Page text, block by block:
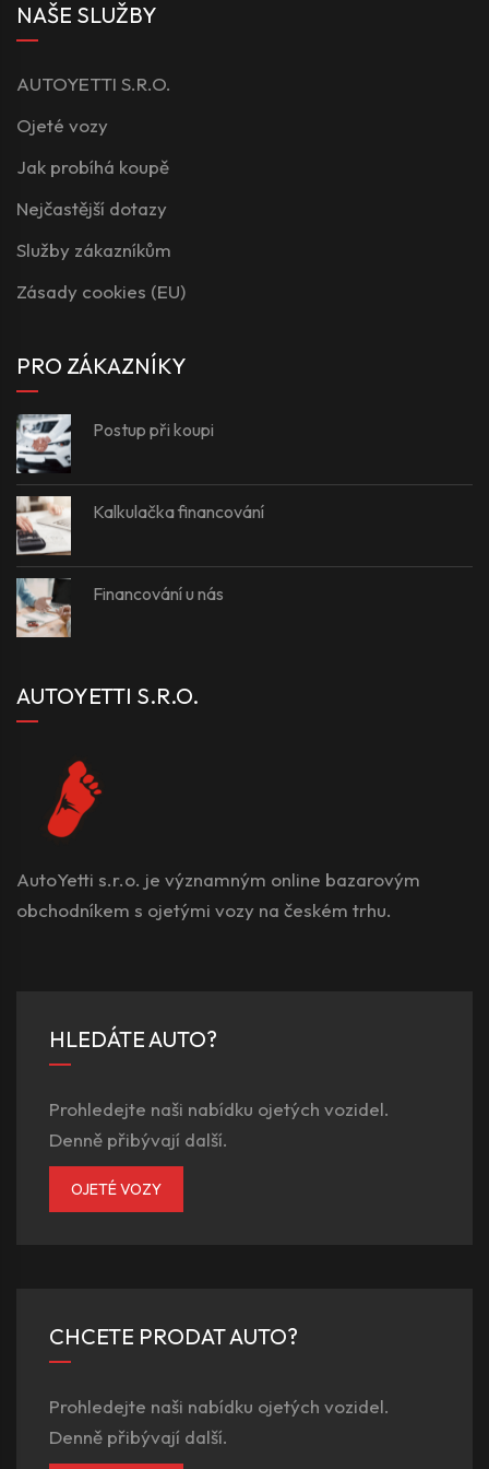
NAŠE SLUŽBY
AUTOYETTI S.R.O.
Ojeté vozy
Jak probíhá koupě
Nejčastější dotazy
Služby zákazníkům
Zásady cookies (EU)
PRO ZÁKAZNÍKY
Postup při koupi
Kalkulačka financování
Financování u nás
AUTOYETTI S.R.O.
AutoYetti s.r.o. je významným online bazarovým
obchodníkem s ojetými vozy na českém trhu.
HLEDÁTE AUTO?
Prohledejte naši nabídku ojetých vozidel.
Denně přibývají další.
OJETÉ VOZY
CHCETE PRODAT AUTO?
Prohledejte naši nabídku ojetých vozidel.
Denně přibývají další.